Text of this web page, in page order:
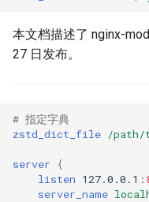
counter
dns-server
本文档描述了 nginx-
27 日发布。
# 指定字典
zstd_dict_file /
server
{
listen 127.0.0.1 :
server_name